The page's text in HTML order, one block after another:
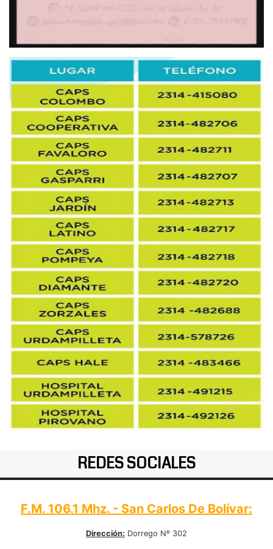
REDES SOCIALES
F.M. 106.1 Mhz. - San Carlos De Bolívar:
Dirección: Dorrego Nº 302